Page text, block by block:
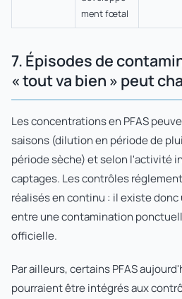
ment fœtal
7. Épisodes de
« tout va bien » peut
Les concentrations en PFAS
saisons (dilution en période de
période sèche) et selon l'activité
captages. Les contrôles
réalisés en continu : il existe
entre une contamination
officielle.
Par ailleurs, certains PFAS
pourraient être intégrés aux